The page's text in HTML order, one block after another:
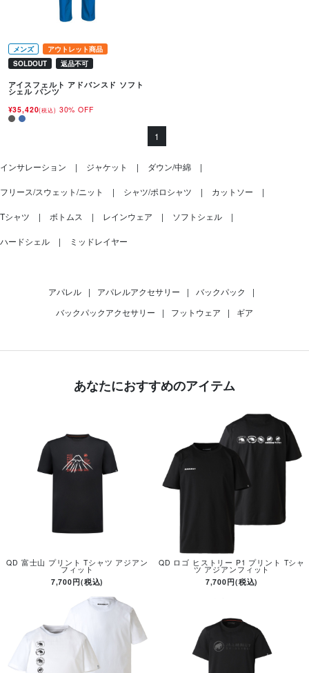
メンズ
アウトレット商品
SOLDOUT
返品不可
アイスフェルト アドバンスド ソフト
シェル パンツ
¥35,420(税込) 30% OFF
1
インサレーション ジャケット ダウン/中綿
フリース/スウェット/ニット シャツ/ポロシャツ カットソー
Tシャツ ボトムス レインウェア ソフトシェル
ハードシェル ミッドレイヤー
アパレル | アパレルアクセサリー | バックパック
|
バックパックアクセサリー
| フットウェア | ギア
あなたにおすすめのアイテム
QD 富士山 プリント Tシャツ アジアン
フィット
7,700円(税込)
QD ロゴ ヒストリー P1 プリント Tシャ
ツ アジアンフィット
7,700円(税込)